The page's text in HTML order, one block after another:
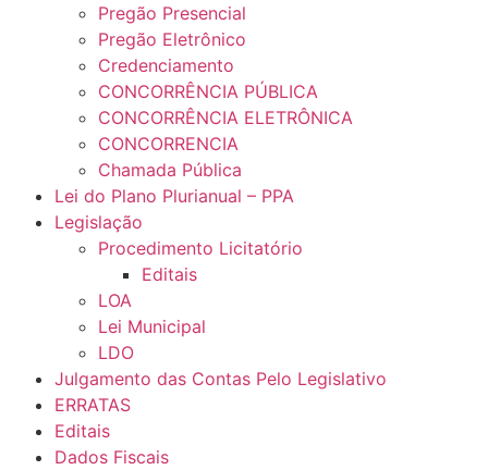
Pregão Presencial
Pregão Eletrônico
Credenciamento
CONCORRÊNCIA PÚBLICA
CONCORRÊNCIA ELETRÔNICA
CONCORRENCIA
Chamada Pública
Lei do Plano Plurianual – PPA
Legislação
Procedimento Licitatório
Editais
LOA
Lei Municipal
LDO
Julgamento das Contas Pelo Legislativo
ERRATAS
Editais
Dados Fiscais